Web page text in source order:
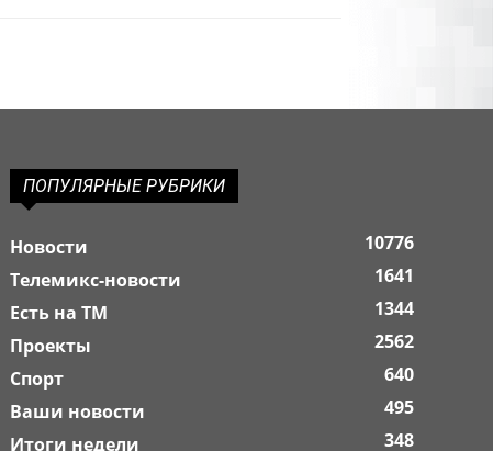
ПОПУЛЯРНЫЕ РУБРИКИ
Новости
10776
Телемикс-новости
1641
Есть на ТМ
1344
Проекты
2562
Спорт
640
Ваши новости
495
Итоги недели
348